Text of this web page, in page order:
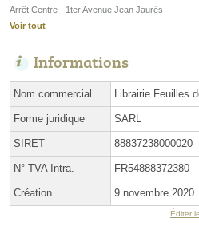
Arrêt Centre - 1ter Avenue Jean Jaurés
Voir tout
Informations
Nom commercial Librairie Feuilles
Forme juridique SARL
SIRET 88837238000020
N° TVA Intra. FR54888372380
Création 9 novembre 2020
Éditer